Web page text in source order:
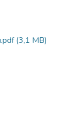
(3,1 MB)